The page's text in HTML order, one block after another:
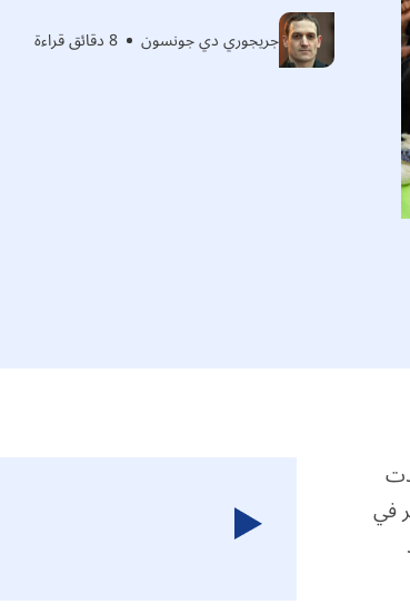
جريجوري دي جونسون 8 دقائق قراءة
في